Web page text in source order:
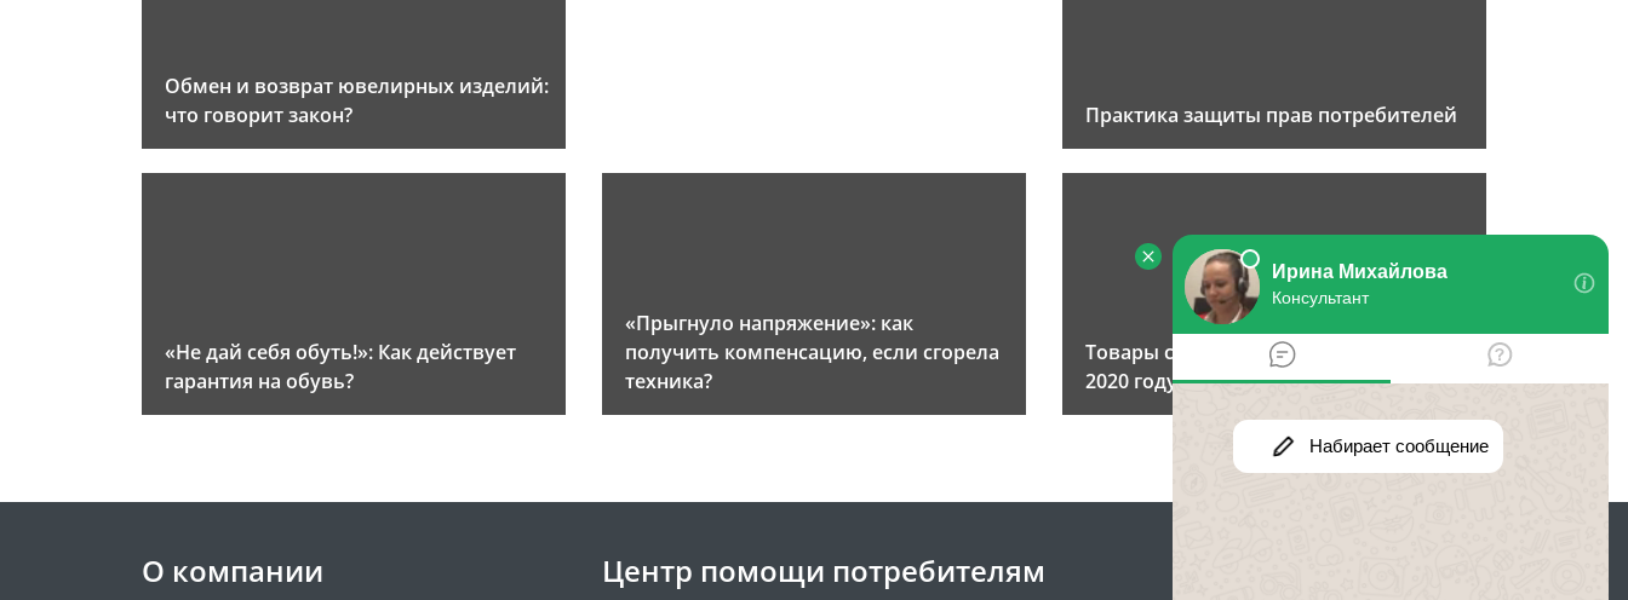
Обмен и возврат ювелирных изделий:
что говорит закон?
Практика защиты прав потребителей
«Не дай себя обуть!»: Как действует
гарантия на обувь?
«Прыгнуло напряжение»: как
получить компенсацию, если сгорела
техника?
Товары с браком: правила возврата в
2020 году
О компании
Центр помощи потребителям